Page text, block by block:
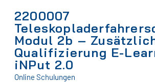
2200007
Modul 2b –
Qualifizierung E-
iNPut 2.0
Online Schulungen